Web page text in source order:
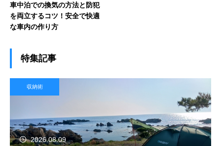
車中泊での換気の方法と防犯
を両立するコツ！安全で快適
な車内の作り方
特集記事
収納術
2026.08.09